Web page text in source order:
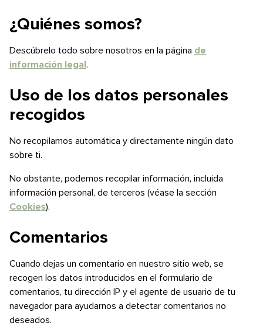
¿Quiénes somos?
Descúbrelo todo sobre nosotros en la página de
información legal.
Uso de los datos personales
recogidos
No recopilamos automática y directamente ningún dato
sobre ti.
No obstante, podemos recopilar información, incluida
información personal, de terceros (véase la sección
Cookies).
Comentarios
Cuando dejas un comentario en nuestro sitio web, se
recogen los datos introducidos en el formulario de
comentarios, tu dirección IP y el agente de usuario de tu
navegador para ayudarnos a detectar comentarios no
deseados.